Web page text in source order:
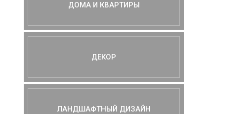
ДОМА И КВАРТИРЫ
ДЕКОР
ЛАНДШАФТНЫЙ ДИЗАЙН